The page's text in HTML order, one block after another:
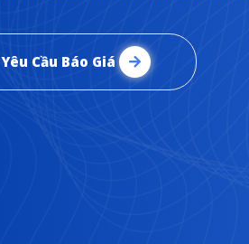
Yêu Cầu Báo Giá